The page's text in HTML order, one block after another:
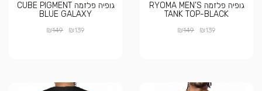
גופיה פלזמה RYOMA MEN’S
TANK TOP-BLACK
₪139
₪149
גופיה פלזמה CUBE PIGMENT
BLUE GALAXY
₪139
₪149